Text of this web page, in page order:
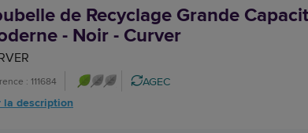
de Recyclage Grande
- Noir - Curver
: 111684
AGEC
la description